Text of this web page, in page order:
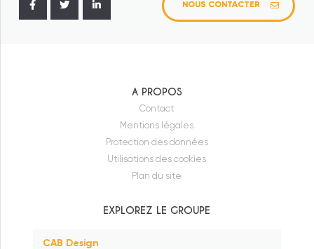
NOUS CONTACTER
A PROPOS
Contact
Mentions légales
Protection des données
Utilisations des cookies
Plan du site
EXPLOREZ LE GROUPE
Federaly
Federaly Construction
CAB Design